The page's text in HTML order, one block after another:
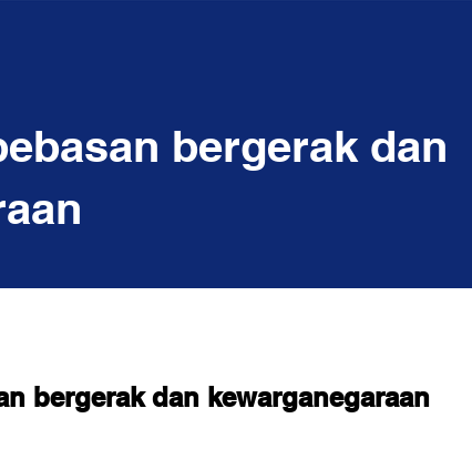
bergerak dan
bergerak dan kewarganegaraan